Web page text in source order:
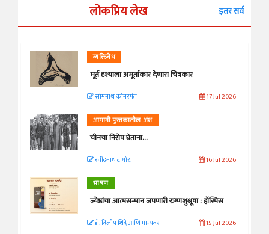
लोकप्रिय लेख इतर सर्व
व्यक्तिवेध
मूर्त दृश्याला अमूर्ताकार देणारा चित्रकार
सोमनाथ कोमरपंत 17 Jul 2026
आगामी पुस्तकातील अंश
चीनचा निरोप घेताना...
रवींद्रनाथ टागोर. 16 Jul 2026
भाषण
ज्येष्ठांचा आत्मसन्मान जपणारी रुग्णशुश्रूषा : हॉस्पिस
डॉ. दिलीप शिंदे आणि मान्यवर 15 Jul 2026